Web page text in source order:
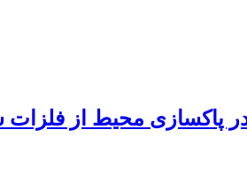
پاکسازی محیط از